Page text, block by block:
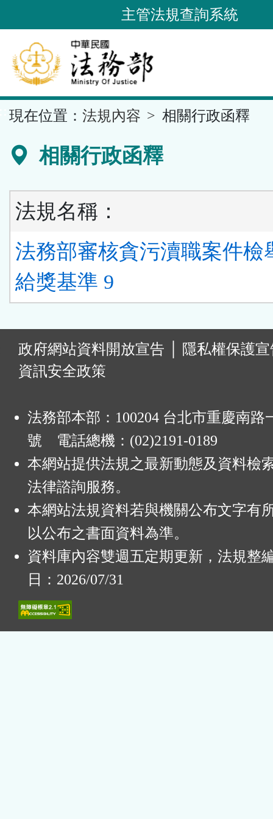
到
要
內
容
區
主管法規查詢系統
現在位置： 法規內容 相關行政函釋
相關行政函釋
法規名稱：
法務部審核貪污瀆職案件檢
給獎基準 9
政府網站資料開放宣告
隱私權保護
資訊安全政策
法務部本部：100204 台北市重慶南路
號 電話總機：(02)2191-0189
本網站提供法規之最新動態及資料檢
法律諮詢服務。
本網站法規資料若與機關公布文字有
以公布之書面資料為準。
資料庫內容雙週五定期更新，法規整
日：2026/07/31